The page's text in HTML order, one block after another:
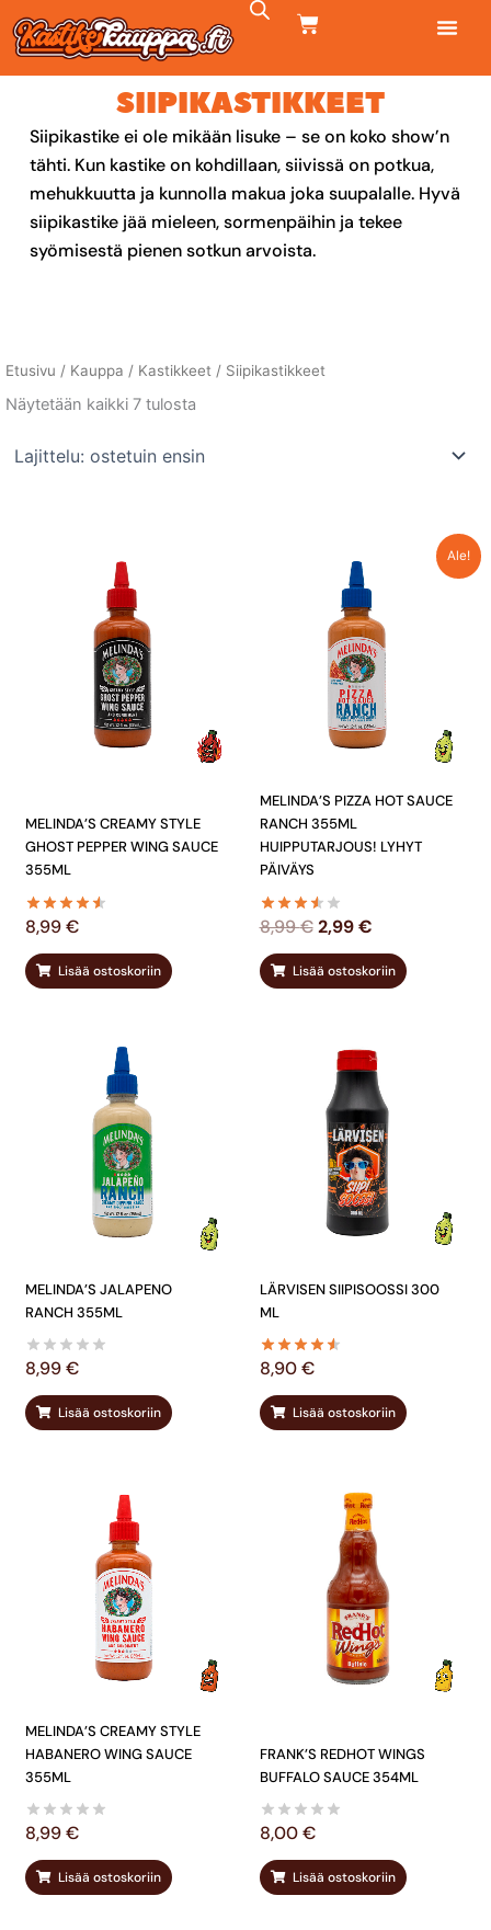
Siirry
sisältöön
CART
SIIPIKASTIKKEET
Siipikastike ei ole mikään lisuke – se on koko show’n
tähti. Kun kastike on kohdillaan, siivissä on potkua,
mehukkuutta ja kunnolla makua joka suupalalle. Hyvä
siipikastike jää mieleen, sormenpäihin ja tekee
syömisestä pienen sotkun arvoista.
Etusivu / Kauppa / Kastikkeet / Siipikastikkeet
Näytetään kaikki 7 tulosta
MELINDA’S CREAMY STYLE
GHOST PEPPER WING SAUCE
355ML
8,99€
Lisää ostoskoriin
Ale!
MELINDA’S PIZZA HOT SAUCE
RANCH 355ML
HUIPPUTARJOUS! LYHYT
PÄIVÄYS
8,99€
ALKUPERÄINEN
HINTA
OLI:
8,99 €.
2,99€
NYKYINEN
ON:
2,99 €.
Lisää ostoskoriin
MELINDA’S JALAPENO
RANCH 355ML
8,99€
Lisää ostoskoriin
LÄRVISEN SIIPISOOSSI 300
ML
8,90€
Lisää ostoskoriin
MELINDA’S CREAMY STYLE
HABANERO WING SAUCE
355ML
8,99€
Lisää ostoskoriin
FRANK’S REDHOT WINGS
BUFFALO SAUCE 354ML
8,00€
Lisää ostoskoriin